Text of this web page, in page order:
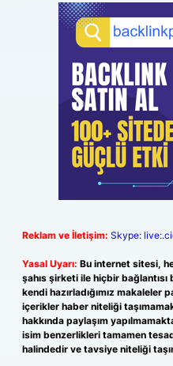
Reklam ve İletişim: Skype:
Yasal Uyarı: Bu internet sitesi,
şahıs şirketi ile hiçbir
kendi hazırladığımız makaleler
içerikler haber niteliği
hakkında paylaşım
isim benzerlikleri tamamen
halindedir ve tavsiye niteliği